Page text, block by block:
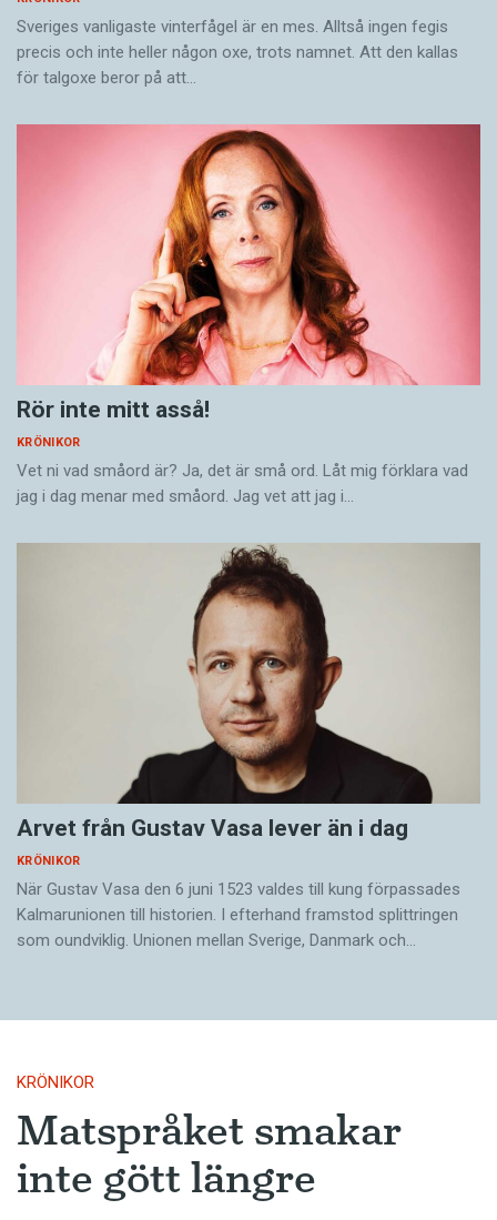
Sveriges vanligaste vinterfågel är en mes. Alltså ingen fegis
precis och inte heller någon oxe, trots namnet. Att den kallas
för talgoxe beror på att…
Rör inte mitt asså!
KRÖNIKOR
Vet ni vad småord är? Ja, det är små ord. Låt mig förklara vad
jag i dag menar med småord. Jag vet att jag i…
Arvet från Gustav Vasa lever än i dag
KRÖNIKOR
När Gustav Vasa den 6 juni 1523 ­valdes till kung förpassades
Kalmar­unionen till historien. I efterhand framstod splittringen
som ound­viklig. ­Unionen ­mellan Sverige, Danmark och…
KRÖNIKOR
Matspråket smakar
inte gött längre